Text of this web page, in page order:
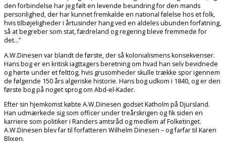
den forbindelse har jeg følt en levende beundring for den mands
personlighed, der har kunnet fremkalde en national følelse hos et folk,
hvis tilbøjeligheder i årtusinder hang ved en aldeles ubunden forfatning,
så at begreber som stat, fædreland og regering bleve fremmede for
det…”
A.W.Dinesen var blandt de første, der så kolonialismens konsekvenser.
Hans bog er en kritisk iagttagers beretning om hvad han selv bevidnede
og hørte under et felttog, hvis grusomheder skulle trække spor igennem
de følgende 150 års algeriske historie. Hans bog udkom i 1840, og er den
første bog på noget sprog om Abd-el-Kader.
Efter sin hjemkomst købte A.W.Dinesen godset Katholm på Djursland.
Han udmærkede sig som officer under treårskrigen og fik siden en
karriere som politiker i Randers amtsråd og medlem af Folketinget.
A.W.Dinesen blev far til forfatteren Wilhelm Dinesen – og farfar til Karen
Blixen.